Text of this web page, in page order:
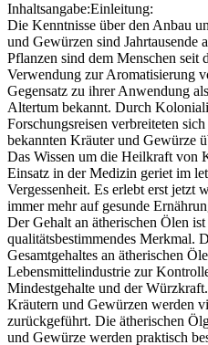
Inhaltsangabe:Einleitung:
Die Kenntnisse über den Anbau
und Gewürzen sind Jahrtausende
Pflanzen sind dem Menschen seit
Verwendung zur Aromatisierung
Gegensatz zu ihrer Anwendung
Altertum bekannt. Durch
Forschungsreisen verbreiteten
bekannten Kräuter und Gewürze
Das Wissen um die Heilkraft von
Einsatz in der Medizin geriet im
Vergessenheit. Es erlebt erst jetzt
immer mehr auf gesunde
Der Gehalt an ätherischen Ölen
qualitätsbestimmendes Merkmal.
Gesamtgehaltes an ätherischen
Lebensmittelindustrie zur
Mindestgehalte und der
Kräutern und Gewürzen werden
zurückgeführt. Die ätherischen
und Gewürze werden praktisch